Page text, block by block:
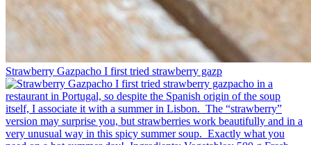
Strawberry Gazpacho⁠ I first tried strawberry gazp